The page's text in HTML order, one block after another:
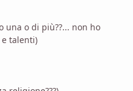
una o di più??... non ho
talenti)